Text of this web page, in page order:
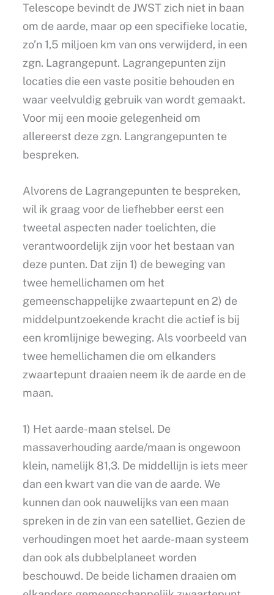
Telescope bevindt de JWST zich niet in baan
om de aarde, maar op een specifieke locatie,
zo’n 1,5 miljoen km van ons verwijderd, in een
zgn. Lagrangepunt. Lagrangepunten zijn
locaties die een vaste positie behouden en
waar veelvuldig gebruik van wordt gemaakt.
Voor mij een mooie gelegenheid om
allereerst deze zgn. Langrangepunten te
bespreken.
Alvorens de Lagrangepunten te bespreken,
wil ik graag voor de liefhebber eerst een
tweetal aspecten nader toelichten, die
verantwoordelijk zijn voor het bestaan van
deze punten. Dat zijn 1) de beweging van
twee hemellichamen om het
gemeenschappelijke zwaartepunt en 2) de
middelpuntzoekende kracht die actief is bij
een kromlijnige beweging. Als voorbeeld van
twee hemellichamen die om elkanders
zwaartepunt draaien neem ik de aarde en de
maan.
1) Het aarde-maan stelsel. De
massaverhouding aarde/maan is ongewoon
klein, namelijk 81,3. De middellijn is iets meer
dan een kwart van die van de aarde. We
kunnen dan ook nauwelijks van een maan
spreken in de zin van een satelliet. Gezien de
verhoudingen moet het aarde-maan systeem
dan ook als dubbelplaneet worden
beschouwd. De beide lichamen draaien om